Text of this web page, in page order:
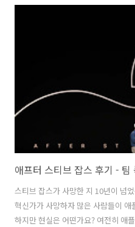
스티브 잡스가 사망한 지 10년이 넘
혁신가가 사망하자 많은 사람들이
하지만 현실은 어떤가요? 여전히 애